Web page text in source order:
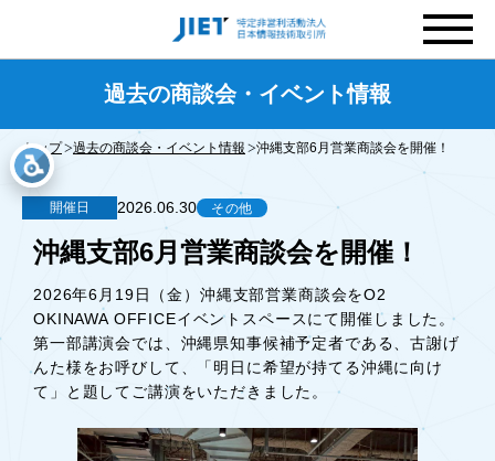
過去の商談会・イベント情報
トップ 過去の商談会・イベント情報 沖縄支部6月営業商談会を開催！
開催日 2026.06.30 その他
沖縄支部6月営業商談会を開催！
2026年6月19日（金）沖縄支部営業商談会をO2
OKINAWA OFFICEイベントスペースにて開催しました。
第一部講演会では、沖縄県知事候補予定者である、古謝げ
んた様をお呼びして、「明日に希望が持てる沖縄に向け
て」と題してご講演をいただきました。